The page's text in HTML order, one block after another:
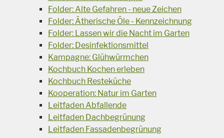
Folder: Alte Gefahren - neue Zeichen
Folder: Ätherische Öle - Kennzeichnung
Folder: Lassen wir die Nacht im Garten
Folder: Desinfektionsmittel
Kampagne: Glühwürmchen
Kochbuch Kochen erleben
Kochbuch Resteküche
Kooperation: Natur im Garten
Leitfaden Abfallende
Leitfaden Dachbegrünung
Leitfaden Fassadenbegrünung